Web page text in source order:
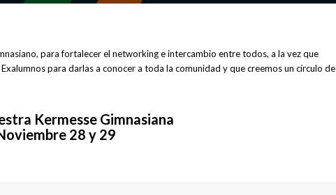
para fortalecer el networking e intercambio entre todos, a la vez que
para darlas a conocer a toda la comunidad y que creemos un círculo de
Kermesse Gimnasiana
28 y 29